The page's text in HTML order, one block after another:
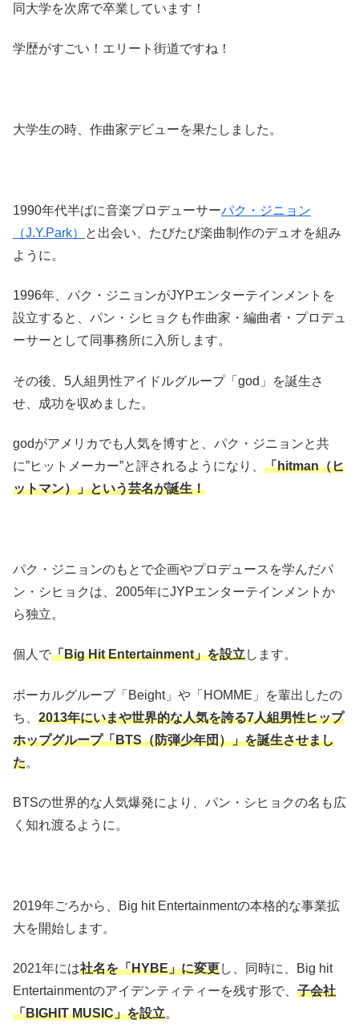
同大学を次席で卒業しています！
学歴がすごい！エリート街道ですね！
大学生の時、作曲家デビューを果たしました。
1990年代半ばに音楽プロデューサーパク・ジニョン
（J.Y.Park）
と出会い、たびたび楽曲制作のデュオを組み
ように。
1996年、パク・ジニョンがJYPエンターテインメントを
設立すると、パン・シヒョクも作曲家・編曲者・プロデュ
ーサーとして同事務所に入所します。
その後、 5 人組男性アイドルグループ「 god 」を誕生さ
せ、成功を収めました。
godがアメリカでも人気を博すと、パク・ジニョンと共
に”ヒットメーカー”と評されるようになり、 「hitman（ヒ
ットマン）」という芸名が誕生！
パク・ジニョンのもとで企画やプロデュースを学んだパ
ン・シヒョクは、 2005年にJYPエンターテインメントか
ら独立。
個人で「Big Hit Entertainment」を設立します。
ボーカルグループ「 Beight」や「 HOMME 」を輩出したの
ち、 2013年にいまや世界的な人気を誇る7人組男性ヒップ
ホップグループ「BTS（防弾少年団）」を誕生させまし
た。
BTSの世界的な人気爆発により、パン・シヒョクの名も広
く知れ渡るように。
2019年ごろから、 Big hit Entertainmentの本格的な事業拡
大を開始します。
2021年には社名を「HYBE」に変更し、同時に、
Big hit
Entertainmentのアイデンティティーを残す形で、 子会社
「BIGHIT MUSIC」を設立。